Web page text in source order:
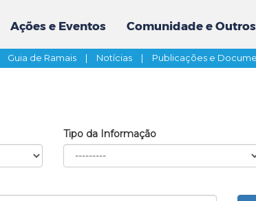
Ações e Eventos Comunidade e Outros
Guia de Ramais | Notícias | Publicações e
Tipo da Informação